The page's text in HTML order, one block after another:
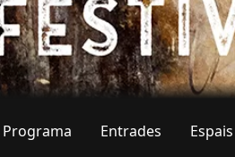
Programa Entrades Espais